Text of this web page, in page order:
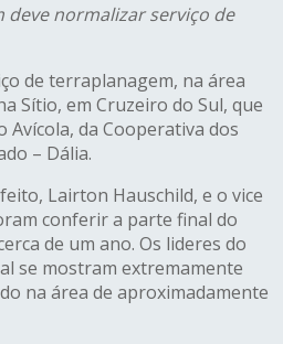
deve normalizar serviço de
de terraplanagem, na área
Sítio, em Cruzeiro do Sul, que
da Cooperativa dos
– Dália.
Lairton Hauschild, e o vice
conferir a parte final do
de um ano. Os lideres do
se mostram extremamente
na área de aproximadamente